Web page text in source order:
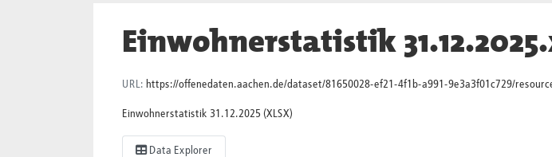
Einwohnerstatistik
URL: https://offenedaten.aachen.de/dataset/81650028-ef21-4f1b-a991-9e3a3f01c729/
Einwohnerstatistik 31.12.2025 (XLSX)
Data Explorer